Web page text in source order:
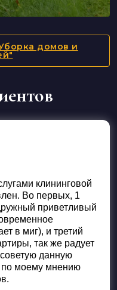
домов и
клининговой
Во первых, 1
приветливый
в миг), и третий
так же радует
данную
по моему мнению